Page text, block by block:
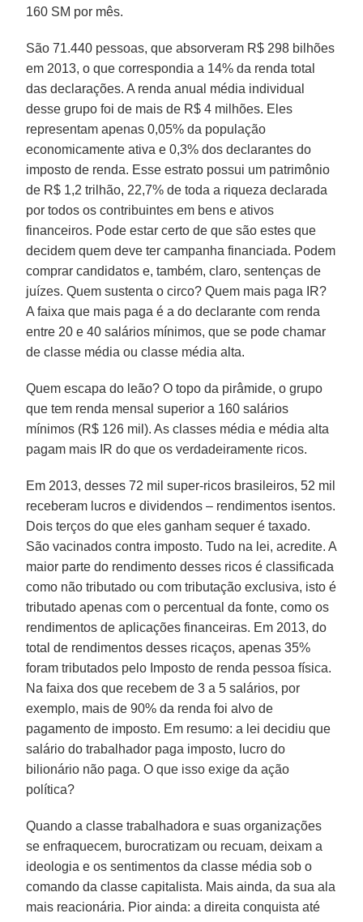
160 SM por mês.
São 71.440 pessoas, que absorveram R$ 298 bilhões
em 2013, o que correspondia a 14% da renda total
das declarações. A renda anual média individual
desse grupo foi de mais de R$ 4 milhões. Eles
representam apenas 0,05% da população
economicamente ativa e 0,3% dos declarantes do
imposto de renda. Esse estrato possui um patrimônio
de R$ 1,2 trilhão, 22,7% de toda a riqueza declarada
por todos os contribuintes em bens e ativos
financeiros. Pode estar certo de que são estes que
decidem quem deve ter campanha financiada. Podem
comprar candidatos e, também, claro, sentenças de
juízes. Quem sustenta o circo? Quem mais paga IR?
A faixa que mais paga é a do declarante com renda
entre 20 e 40 salários mínimos, que se pode chamar
de classe média ou classe média alta.
Quem escapa do leão? O topo da pirâmide, o grupo
que tem renda mensal superior a 160 salários
mínimos (R$ 126 mil). As classes média e média alta
pagam mais IR do que os verdadeiramente ricos.
Em 2013, desses 72 mil super-ricos brasileiros, 52 mil
receberam lucros e dividendos – rendimentos isentos.
Dois terços do que eles ganham sequer é taxado.
São vacinados contra imposto. Tudo na lei, acredite. A
maior parte do rendimento desses ricos é classificada
como não tributado ou com tributação exclusiva, isto é
tributado apenas com o percentual da fonte, como os
rendimentos de aplicações financeiras. Em 2013, do
total de rendimentos desses ricaços, apenas 35%
foram tributados pelo Imposto de renda pessoa física.
Na faixa dos que recebem de 3 a 5 salários, por
exemplo, mais de 90% da renda foi alvo de
pagamento de imposto. Em resumo: a lei decidiu que
salário do trabalhador paga imposto, lucro do
bilionário não paga. O que isso exige da ação
política?
Quando a classe trabalhadora e suas organizações
se enfraquecem, burocratizam ou recuam, deixam a
ideologia e os sentimentos da classe média sob o
comando da classe capitalista. Mais ainda, da sua ala
mais reacionária. Pior ainda: a direita conquista até